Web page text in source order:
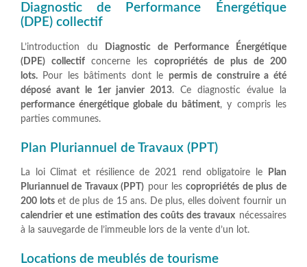
Diagnostic de Performance Énergétique
(DPE) collectif
L’introduction du
Diagnostic de Performance Énergétique
(DPE) collectif concerne lescopropriétés de plus de 200
lots. Pour les bâtiments dont le permis de construire a été
déposé avant le 1er janvier 2013. Ce diagnostic évalue la
performance énergétique globale du bâtiment, y compris les
parties communes.
Plan Pluriannuel de Travaux (PPT)
La loi Climat et résilience de 2021 rend obligatoire le
Plan
Pluriannuel de Travaux (PPT) pour lescopropriétés de plus de
200 lotset de plus de 15 ans. De plus, elles doivent fournir un
calendrier et une estimation des coûts des travaux nécessaires
à la sauvegarde de l’immeuble lors de la vente d’un lot.
Locations de meublés de tourisme